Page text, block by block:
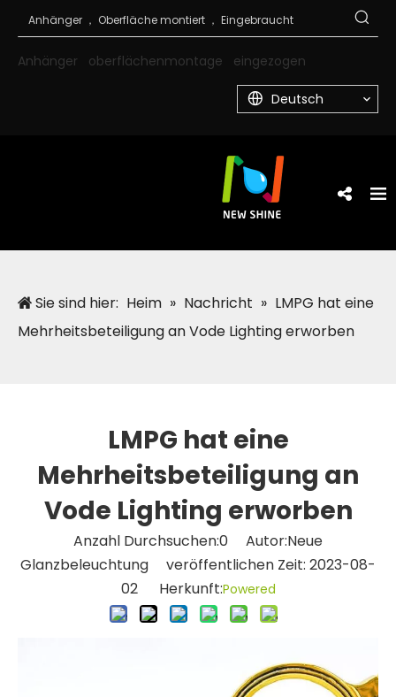
Anhänger oberflächenmontage eingezogen
Deutsch
Sie sind hier: Heim » Nachricht » LMPG hat eine
Mehrheitsbeteiligung an Vode Lighting erworben
LMPG hat eine
Mehrheitsbeteiligung an
Vode Lighting erworben
Anzahl Durchsuchen:0 Autor:Neue
Glanzbeleuchtung veröffentlichen Zeit: 2023-08-
02 Herkunft:Powered